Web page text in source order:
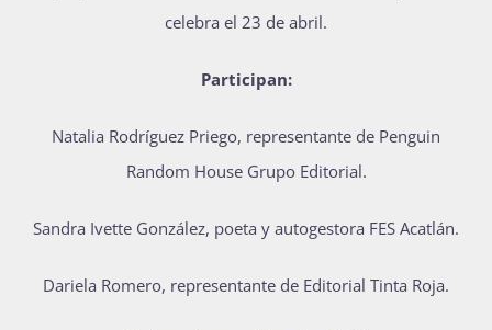
Publicaciones
Bienvenida generación 2027-1
celebra el 23 de abril.
Participan:
Natalia Rodríguez Priego, representante de Penguin
Random House Grupo Editorial.
Sandra Ivette González, poeta y autogestora FES Acatlán.
Dariela Romero, representante de Editorial Tinta Roja.